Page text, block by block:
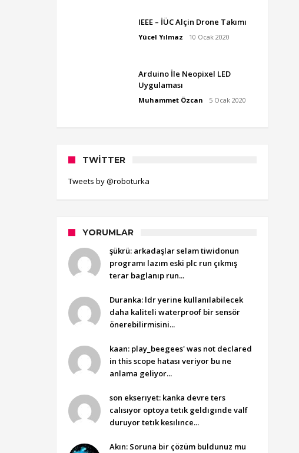
IEEE – İÜC Alçin Drone Takımı
Yücel Yılmaz 10 Ocak 2020
Arduino İle Neopixel LED
Uygulaması
Muhammet Özcan 5 Ocak 2020
TWITTER
Tweets by @roboturka
YORUMLAR
şükrü: arkadaşlar selam tiwidonun
programı lazım eski plc run çıkmış
terar baglanıp run...
Duranka: ldr yerine kullanılabilecek
daha kaliteli waterproof bir sensör
önerebilirmisini...
kaan: play_beegees' was not declared
in this scope hatası veriyor bu ne
anlama geliyor...
son ekserıyet: kanka devre ters
calısıyor optoya tetık geldıgınde valf
duruyor tetık kesılınce...
Akın: Soruna bir çözüm buldunuz mu